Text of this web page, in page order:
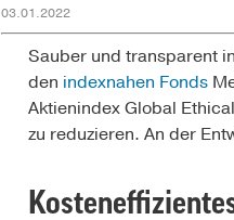
03.01.2022
Sauber und transparent
den indexnahen Fonds
Aktienindex Global
zu reduzieren. An der